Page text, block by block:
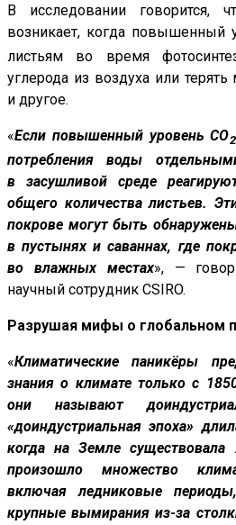
В исследовании говорится,
возникает, когда повышенный
листьям во время
углерода из воздуха или
и другое.
«Если повышенный уровень CO2
потребления воды
в засушливой среде
общего количества листьев.
покрове могут быть
в пустынях и саваннах, где
во влажных местах», —
научный сотрудник CSIRO.
Разрушая мифы о глобальном
«Климатические паникёры
знания о климате только с
они называют
«доиндустриальная эпоха»
когда на Земле
произошло множество
включая ледниковые
крупные вымирания из-за